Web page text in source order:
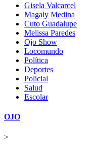
Gisela Valcarcel
Magaly Medina
Cuto Guadalupe
Melissa Paredes
Ojo Show
Locomundo
Política
Deportes
Policial
Salud
Escolar
OJO
>